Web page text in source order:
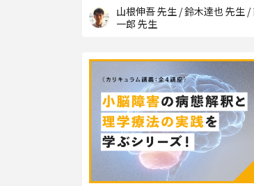
山根伸吾 先生 / 鈴木達也 先生 /
一郎 先生